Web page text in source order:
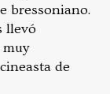
bressoniano.
llevó
de